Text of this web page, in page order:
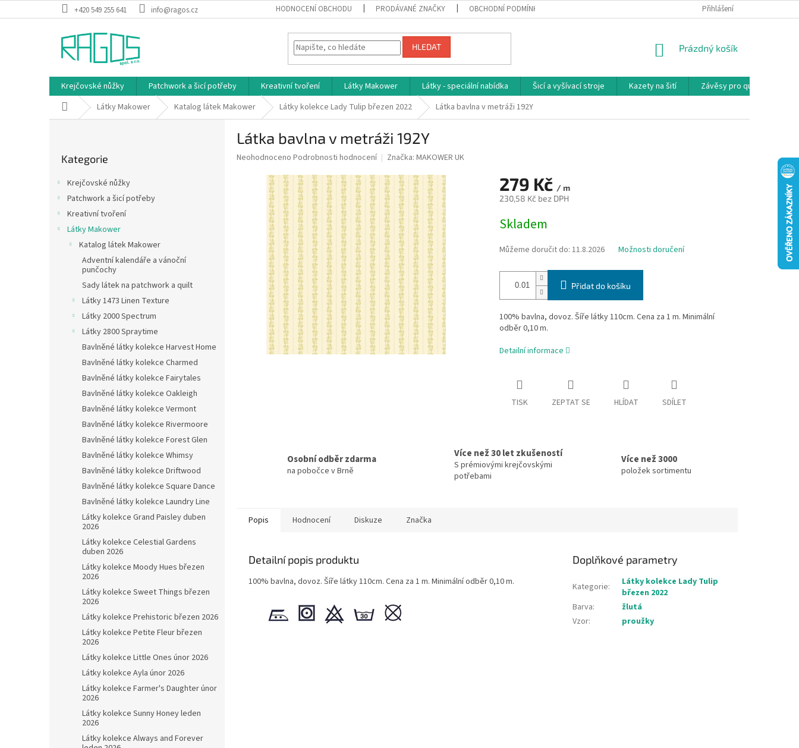
na
+420 549 255 641 info@ragos.cz HODNOCENÍ OBCHODU PRODÁVANÉ ZNAČKY OBCHODNÍ PODMÍNKY REKLAMAČNÍ PODMÍNKY
Přihlášení
HLEDAT
NÁKUPNÍ
Prázdný košík
Krejčovské nůžky Patchwork a šicí potřeby Kreativní tvoření Látky Makower Látky - speciální nabídka Šicí a vyšívací stroje Kazety na šití Závěsy pro quilty
Domů Látky Makower Katalog látek Makower Látky kolekce Lady Tulip březen 2022 Látka bavlna v metráži 192Y
kategorie
Kategorie
Krejčovské nůžky
Patchwork a šicí potřeby
Kreativní tvoření
Látky Makower
Katalog látek Makower
Adventní kalendáře a vánoční
punčochy
Sady látek na patchwork a quilt
Látky 1473 Linen Texture
Látky 2000 Spectrum
Látky 2800 Spraytime
Bavlněné látky kolekce Harvest Home
Bavlněné látky kolekce Charmed
Bavlněné látky kolekce Fairytales
Bavlněné látky kolekce Oakleigh
Bavlněné látky kolekce Vermont
Bavlněné látky kolekce Rivermoore
Bavlněné látky kolekce Forest Glen
Bavlněné látky kolekce Whimsy
Bavlněné látky kolekce Driftwood
Bavlněné látky kolekce Square Dance
Bavlněné látky kolekce Laundry Line
Látky kolekce Grand Paisley duben
2026
Látky kolekce Celestial Gardens
duben 2026
Látky kolekce Moody Hues březen
2026
Látky kolekce Sweet Things březen
2026
Látky kolekce Prehistoric březen 2026
Látky kolekce Petite Fleur březen
2026
Látky kolekce Little Ones únor 2026
Látky kolekce Ayla únor 2026
Látky kolekce Farmer's Daughter únor
2026
Látky kolekce Sunny Honey leden
2026
Látky kolekce Always and Forever
Látka bavlna v metráži 192Y
Průměrné
hvězdiček.
Neohodnoceno Podrobnosti hodnocení Značka: MAKOWER UK
279 Kč / m
230,58 Kč bez DPH
cena:
Skladem
Můžeme doručit do: 11.8.2026 Možnosti doručení
Přidat do košíku
100% bavlna, dovoz. Šíře látky 110cm. Cena za 1 m. Minimální
odběr 0,10 m.
Detailní informace
TISK ZEPTAT SE HLÍDAT SDÍLET
Osobní odběr zdarma
na pobočce v Brně
Více než 30 let zkušeností
S prémiovými krejčovskými
potřebami
Více než 3000
položek sortimentu
Popis Hodnocení Diskuze Značka
Detailní popis produktu
100% bavlna, dovoz. Šíře látky 110cm. Cena za 1 m. Minimální odběr 0,10 m.
Doplňkové parametry
Kategorie:
Látky kolekce Lady Tulip
březen 2022
Barva:
žlutá
Vzor: proužky